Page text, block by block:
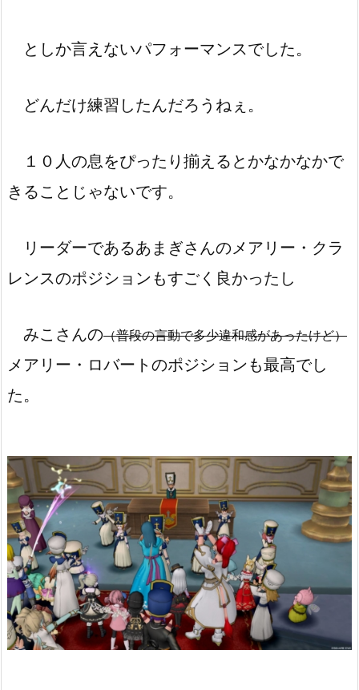
としか言えないパフォーマンスでした。
どんだけ練習したんだろうねぇ。
１０人の息をぴったり揃えるとかなかなかで
きることじゃないです。
リーダーであるあまぎさんのメアリー・クラ
レンスのポジションもすごく良かったし
みこさんの（普段の言動で多少違和感があったけど）
メアリー・ロバートのポジションも最高でし
た。